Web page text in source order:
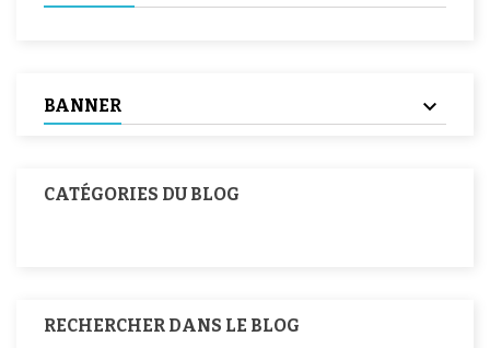
BANNER
CATÉGORIES DU BLOG
RECHERCHER DANS LE BLOG